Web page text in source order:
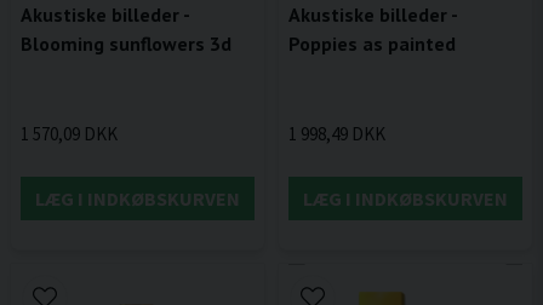
Akustiske billeder -
Blooming sunflowers 3d
1 570,09 DKK
LÆG I INDKØBSKURVEN
Akustiske billeder -
Poppies as painted
1 998,49 DKK
LÆG I INDKØBSKURVEN